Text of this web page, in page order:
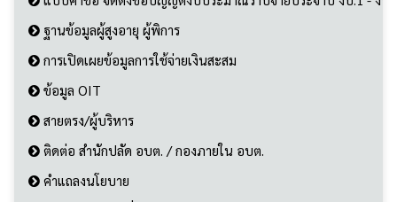
ข้อมูล OIT
สายตรง/ผู้บริหาร
ติดต่อ สำนักปลัด อบต. / กองภายใน อบต.
คำแถลงนโยบาย
ภารกิจและหน้าที่ส่วนงาน
อำนาจหน้าที่ของ อบต.
กฏหมายที่เกี่ยวข้อง